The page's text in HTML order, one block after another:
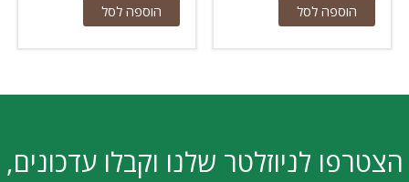
הוספה לסל הוספה לסל
הצטרפו לניוזלטר שלנו וקבלו עדכונים,